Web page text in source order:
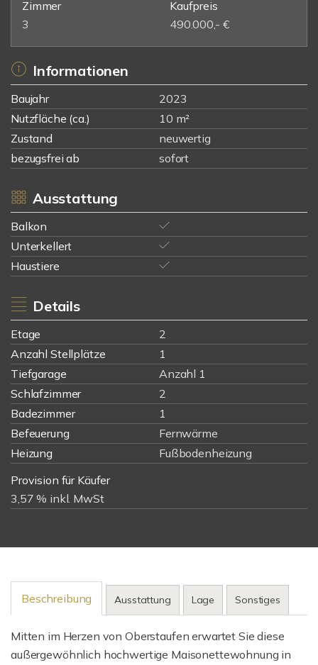
Zimmer
3
Kaufpreis
490.000,- €
Informationen
Baujahr
2023
Nutzfläche (ca.)
10 m²
Zustand
neuwertig
bezugsfrei ab
sofort
Ausstattung
Balkon
Unterkellert
Haustiere
Details
Etage
2
Anzahl Stellplätze
1
Tiefgarage
Anzahl 1
Schlafzimmer
2
Badezimmer
1
Befeuerung
Fernwärme
Heizung
Fußbodenheizung
Provision für Käufer
3,57 % inkl. MwSt
Beschreibung Ausstattung Lage Sonstiges
Mitten im Herzen von Oberstaufen erwartet Sie diese
außergewöhnlich hochwertige Maisonettewohnung in